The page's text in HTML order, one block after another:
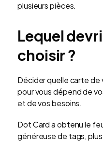
plusieurs pièces.
Lequel
choisir ?
Décider quelle carte de
pour vous dépend de
et de vos besoins.
Dot Card a obtenu le
généreuse de tags,